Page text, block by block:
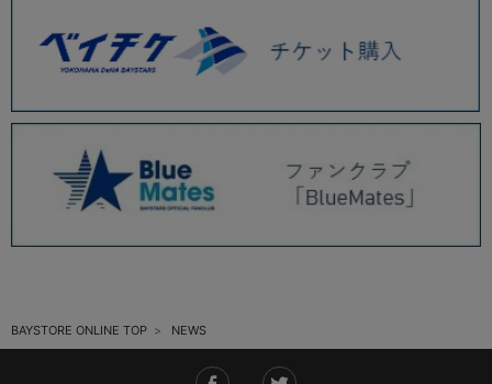
2025.08 (6)
2025.07 (6)
2025.05 (9)
2025.04 (9)
2025.03 (9)
2025.01 (12)
BAYSTORE ONLINE TOP NEWS